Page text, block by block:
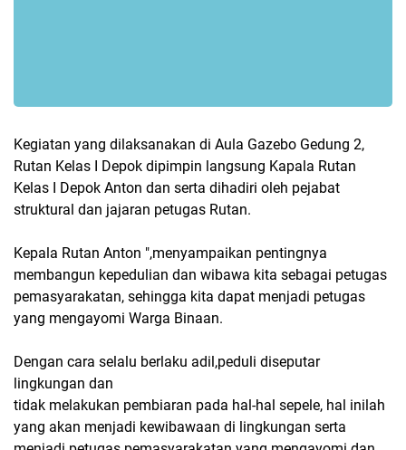
Kegiatan yang dilaksanakan di Aula Gazebo Gedung 2,
Rutan Kelas I Depok dipimpin langsung Kapala Rutan
Kelas I Depok Anton dan serta dihadiri oleh pejabat
struktural dan jajaran petugas Rutan.
Kepala Rutan Anton ",menyampaikan pentingnya
membangun kepedulian dan wibawa kita sebagai petugas
pemasyarakatan, sehingga kita dapat menjadi petugas
yang mengayomi Warga Binaan.
Dengan cara selalu berlaku adil,peduli diseputar
lingkungan dan
tidak melakukan pembiaran pada hal-hal sepele, hal inilah
yang akan menjadi kewibawaan di lingkungan serta